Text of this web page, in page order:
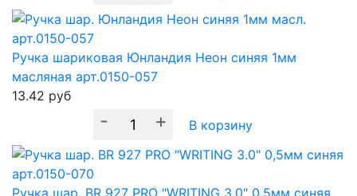
Ручка шариковая Юнландия Неон синяя 1мм
масляная арт.0150-057
13.42 руб
- + В корзину
Ручка шар. BR 927 PRO "WRITING 3.0" 0,5мм синяя